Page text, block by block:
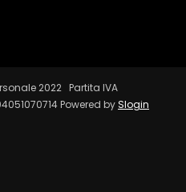
2022 Partita IVA
Powered bySlogin